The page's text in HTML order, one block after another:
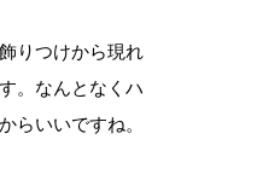
りつけから現れ
。なんとなくハ
らいいですね。